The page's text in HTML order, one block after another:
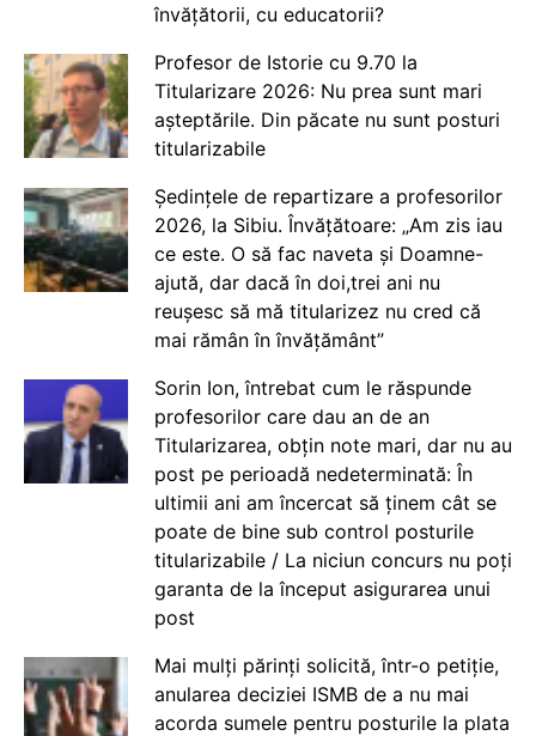
învățătorii, cu educatorii?
Profesor de Istorie cu 9.70 la
Titularizare 2026: Nu prea sunt mari
așteptările. Din păcate nu sunt posturi
titularizabile
Ședințele de repartizare a profesorilor
2026, la Sibiu. Învățătoare: „Am zis iau
ce este. O să fac naveta și Doamne-
ajută, dar dacă în doi,trei ani nu
reușesc să mă titularizez nu cred că
mai rămân în învățământ”
Sorin Ion, întrebat cum le răspunde
profesorilor care dau an de an
Titularizarea, obțin note mari, dar nu au
post pe perioadă nedeterminată: În
ultimii ani am încercat să ținem cât se
poate de bine sub control posturile
titularizabile / La niciun concurs nu poți
garanta de la început asigurarea unui
post
Mai mulți părinți solicită, într-o petiție,
anularea deciziei ISMB de a nu mai
acorda sumele pentru posturile la plata